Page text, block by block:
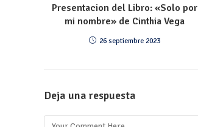
Presentacion del Libro: «Solo por
mi nombre» de Cinthia Vega
26 septiembre 2023
Deja una respuesta